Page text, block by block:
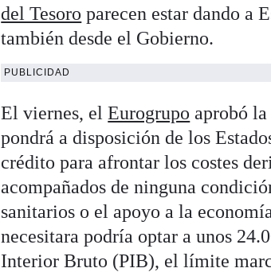
del Tesoro parecen estar dando a
también desde el Gobierno.
PUBLICIDAD
El viernes, elEurogrupo aprobó
pondrá a disposición de los
crédito para afrontar los costes
acompañados de ninguna
sanitarios o el apoyo a la
necesitara podría optar a unos
Interior Bruto (PIB), el límite